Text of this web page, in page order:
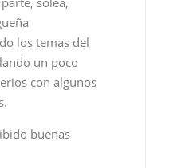
buenas
vueltas, y
por eso lo